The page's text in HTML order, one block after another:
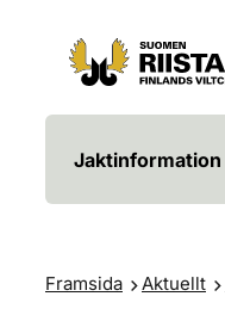
Hoppa till innehåll
Gå till webbplatskartan
Jaktinformation
Framsida Aktuellt